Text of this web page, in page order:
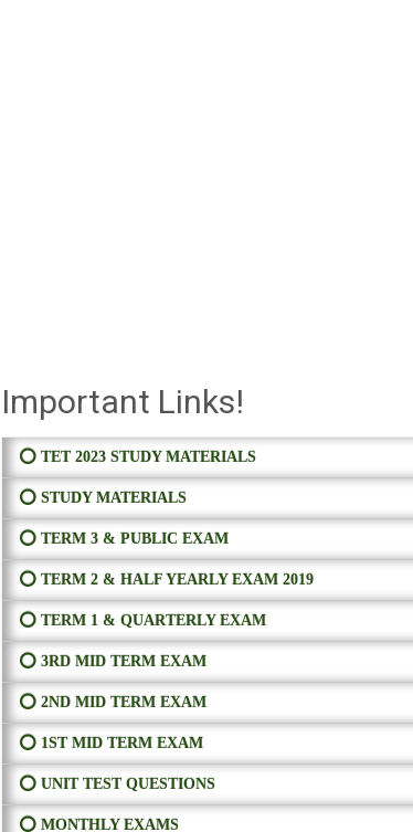
Important Links!
⭕ TET 2023 STUDY MATERIALS
⭕ STUDY MATERIALS
⭕ TERM 3 & PUBLIC EXAM
⭕ TERM 2 & HALF YEARLY EXAM 2019
⭕ TERM 1 & QUARTERLY EXAM
⭕ 3RD MID TERM EXAM
⭕ 2ND MID TERM EXAM
⭕ 1ST MID TERM EXAM
⭕ UNIT TEST QUESTIONS
⭕ MONTHLY EXAMS